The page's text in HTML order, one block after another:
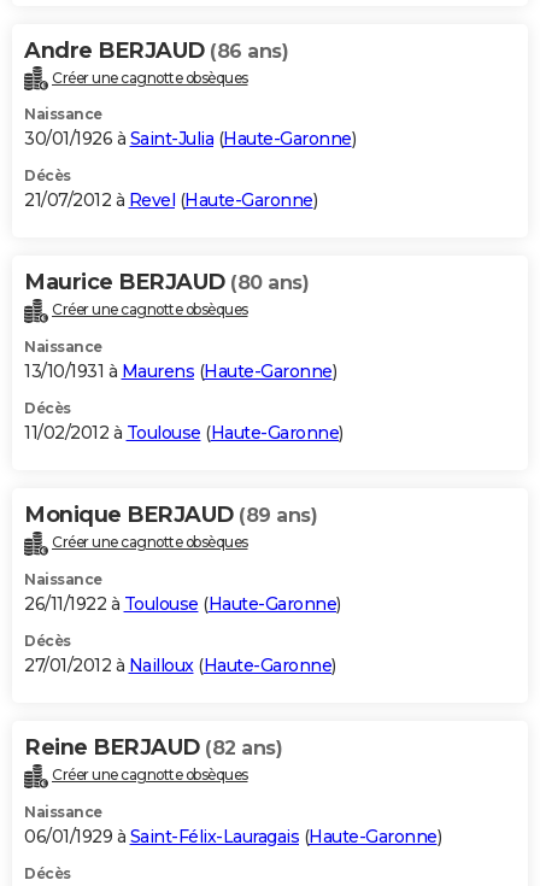
Andre BERJAUD (86 ans)
Créer une cagnotte obsèques
Naissance
30/01/1926 à Saint-Julia (Haute-Garonne)
Décès
21/07/2012 à Revel (Haute-Garonne)
Maurice BERJAUD (80 ans)
Créer une cagnotte obsèques
Naissance
13/10/1931 à Maurens (Haute-Garonne)
Décès
11/02/2012 à Toulouse (Haute-Garonne)
Monique BERJAUD (89 ans)
Créer une cagnotte obsèques
Naissance
26/11/1922 à Toulouse (Haute-Garonne)
Décès
27/01/2012 à Nailloux(Haute-Garonne)
Reine BERJAUD (82 ans)
Créer une cagnotte obsèques
Naissance
06/01/1929 à Saint-Félix-Lauragais (Haute-Garonne)
Décès